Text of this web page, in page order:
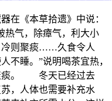
在《本草拾遗》中说：
热气，除瘴气，利大小
冷则聚痰……久食令人
不睡。”说明喝茶宜热，
痰。 冬天已经过去
，人体也需要补充水